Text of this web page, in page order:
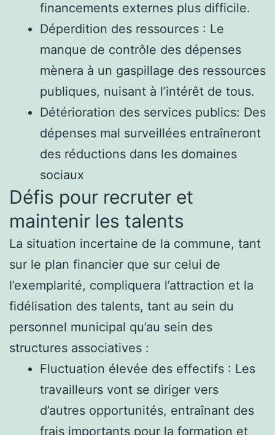
financements externes plus difficile.
Déperdition des ressources : Le
manque de contrôle des dépenses
mènera à un gaspillage des ressources
publiques, nuisant à l’intérêt de tous.
Détérioration des services publics: Des
dépenses mal surveillées entraîneront
des réductions dans les domaines
sociaux
Défis pour recruter et
maintenir les talents
La situation incertaine de la commune, tant
sur le plan financier que sur celui de
l’exemplarité, compliquera l’attraction et la
fidélisation des talents, tant au sein du
personnel municipal qu’au sein des
structures associatives :
Fluctuation élevée des effectifs : Les
travailleurs vont se diriger vers
d’autres opportunités, entraînant des
frais importants pour la formation et